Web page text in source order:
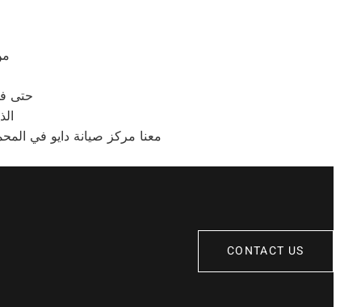
من
حتى
معنا مركز صيانة دايو في
CONTACT US